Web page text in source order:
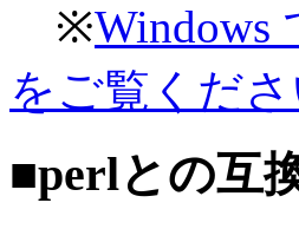
※Windows
をご覧くださ
■perlとの互